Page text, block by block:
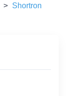
> Shortron